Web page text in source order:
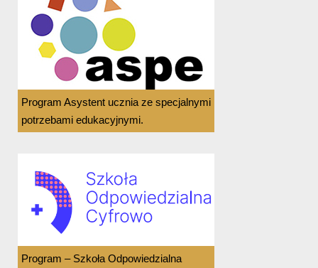
Program Asystent ucznia ze specjalnymi
potrzebami edukacyjnymi.
Program – Szkoła Odpowiedzialna